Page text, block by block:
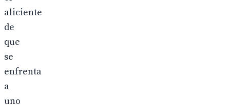
aliciente
de
que
se
enfrenta
a
uno